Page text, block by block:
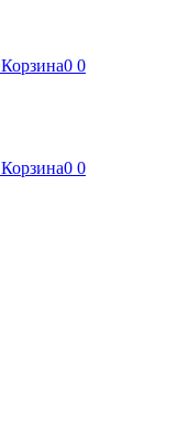
Корзина0 0
Корзина0 0